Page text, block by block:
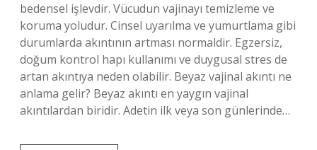
bedensel işlevdir. Vücudun vajinayı temizleme ve
koruma yoludur. Cinsel uyarılma ve yumurtlama gibi
durumlarda akıntının artması normaldir. Egzersiz,
doğum kontrol hapı kullanımı ve duygusal stres de
artan akıntıya neden olabilir. Beyaz vajinal akıntı ne
anlama gelir? Beyaz akıntı en yaygın vajinal
akıntılardan biridir. Adetin ilk veya son günlerinde…